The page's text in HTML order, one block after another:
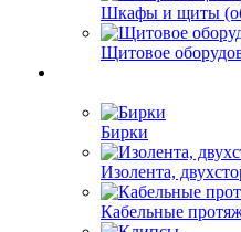
Шкафы и щиты
Щитовое
Бирки
Изолента,
Кабельные